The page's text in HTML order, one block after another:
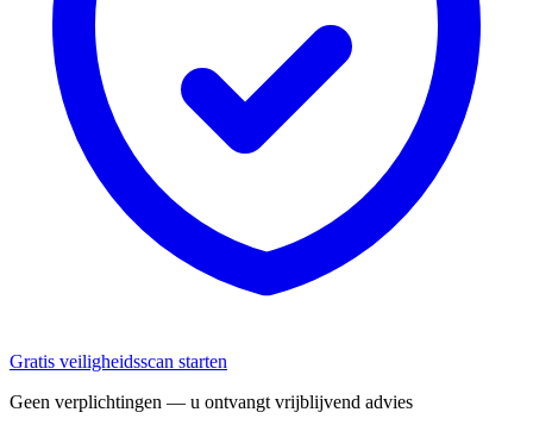
Gratis veiligheidsscan starten
Geen verplichtingen — u ontvangt vrijblijvend advies